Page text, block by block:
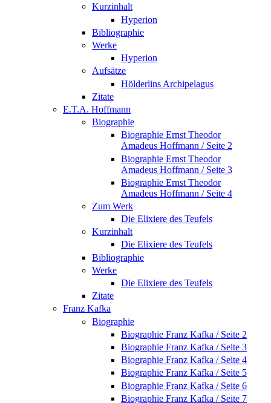
Kurzinhalt
Hyperion
Bibliographie
Werke
Hyperion
Aufsätze
Hölderlins Archipelagus
Zitate
E.T.A. Hoffmann
Biographie
Biographie Ernst Theodor
Amadeus Hoffmann / Seite 2
Biographie Ernst Theodor
Amadeus Hoffmann / Seite 3
Biographie Ernst Theodor
Amadeus Hoffmann / Seite 4
Zum Werk
Die Elixiere des Teufels
Kurzinhalt
Die Elixiere des Teufels
Bibliographie
Werke
Die Elixiere des Teufels
Zitate
Franz Kafka
Biographie
Biographie Franz Kafka / Seite 2
Biographie Franz Kafka / Seite 3
Biographie Franz Kafka / Seite 4
Biographie Franz Kafka / Seite 5
Biographie Franz Kafka / Seite 6
Biographie Franz Kafka / Seite 7